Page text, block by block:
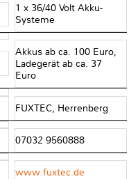
1 x 36/40 Volt Akku-
Systeme
Akkus ab ca. 100 Euro,
Ladegerät ab ca. 37
Euro
FUXTEC, Herrenberg
07032 9560888
www.fuxtec.de